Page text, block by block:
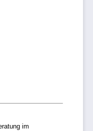
im